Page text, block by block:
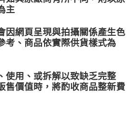
主
因網頁呈現與拍攝關係產生色
考、商品依實際供貨樣式為
使用、或拆解以致缺乏完整
售價值時，將酌收商品整﻿新費